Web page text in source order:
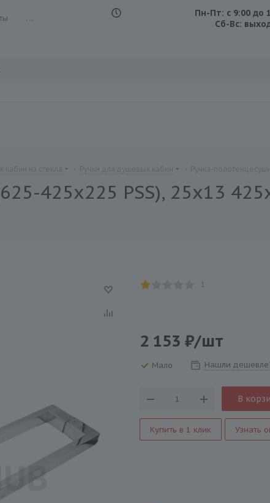
...
Пн-Пт: с 9:00 до
Сб-Вс:
425х225 PSS), 25х13
1
2 153 ₽/шт
Мало Нашли
В
Купить в 1 клик Узнать